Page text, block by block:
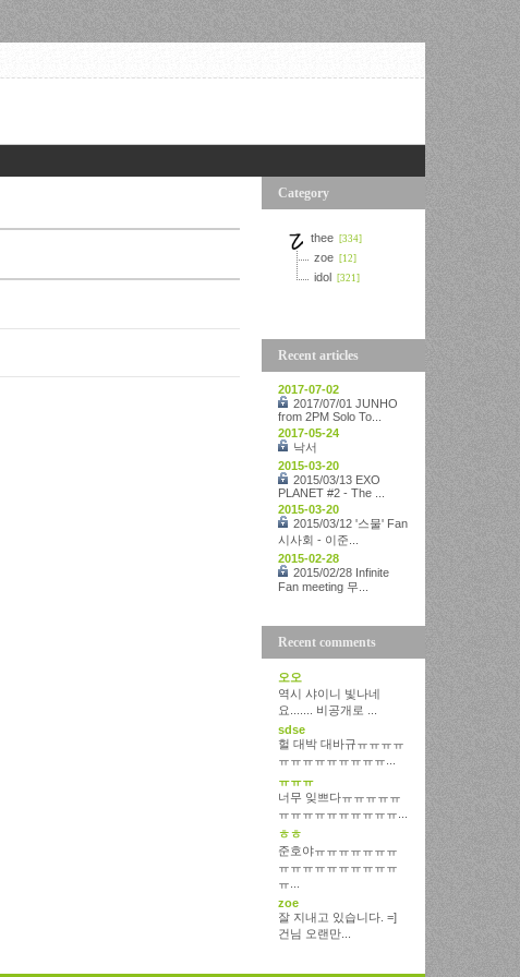
Category
thee [334]
zoe [12]
idol [321]
Recent articles
2017-07-02
2017/07/01 JUNHO
from 2PM Solo To...
2017-05-24
낙서
2015-03-20
2015/03/13 EXO
PLANET #2 - The ...
2015-03-20
2015/03/12 '스물' Fan
시사회 - 이준...
2015-02-28
2015/02/28 Infinite
Fan meeting 무...
Recent comments
오오
역시 샤이니 빛나네
요....... 비공개로 ...
sdse
헐 대박 대바규ㅠㅠㅠㅠ
ㅠㅠㅠㅠㅠㅠㅠㅠㅠ...
ㅠㅠㅠ
너무 잊쁘다ㅠㅠㅠㅠㅠ
ㅠㅠㅠㅠㅠㅠㅠㅠㅠㅠ...
ㅎㅎ
준호야ㅠㅠㅠㅠㅠㅠㅠ
ㅠㅠㅠㅠㅠㅠㅠㅠㅠㅠ
ㅠ...
zoe
잘 지내고 있습니다. =]
건님 오랜만...